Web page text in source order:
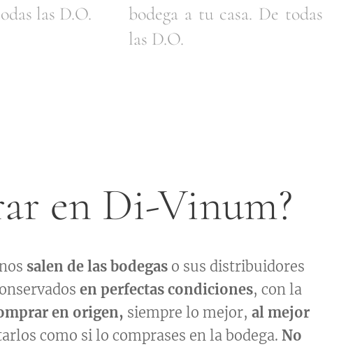
las D.O.
bodega a tu casa. De todas
las D.O.
en Di-Vinum?
salen de las bodegaso sus distribuidores
en perfectas condiciones, con la
en origen, siempre lo mejor, al mejor
como si lo comprases en la bodega. No